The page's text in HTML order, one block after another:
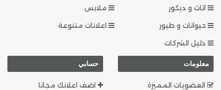
اثاث و ديكور
ملابس
حيوانات و طيور
اعلانات متنوعة
دليل الشركات
معلومات
العضويات المميزة
حسابي
اضف اعلانك مجانا